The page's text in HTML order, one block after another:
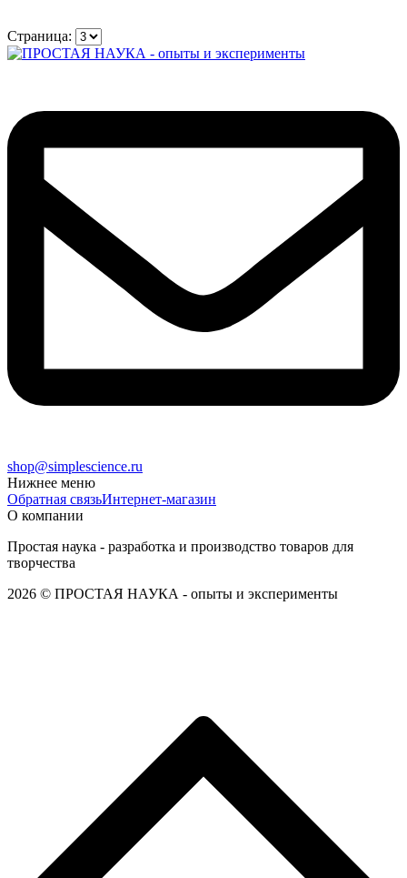
Страница:
shop@simplescience.ru
Нижнее меню
Обратная связьИнтернет-магазин
О компании
Простая наука - разработка и производство товаров для
творчества
2026 © ПРОСТАЯ НАУКА - опыты и эксперименты